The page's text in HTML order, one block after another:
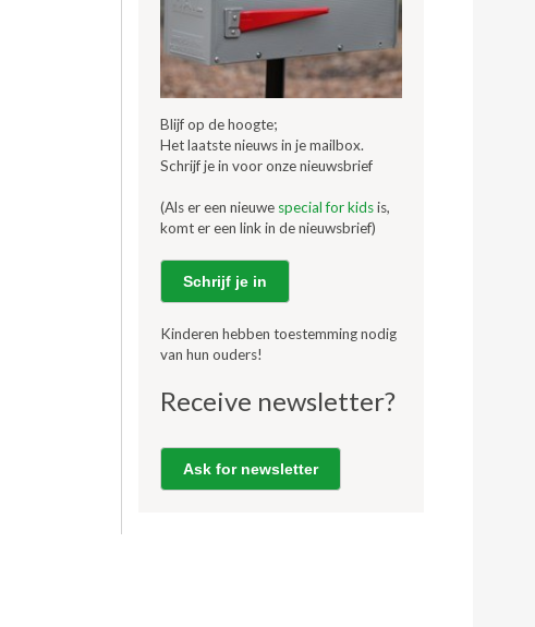
Blijf op de hoogte;
Het laatste nieuws in je mailbox.
Schrijf je in voor onze nieuwsbrief
(Als er een nieuwe special for kidsis,
komt er een link in de nieuwsbrief)
Schrijf je in
Kinderen hebben toestemming nodig
van hun ouders!
Receive newsletter?
Ask for newsletter